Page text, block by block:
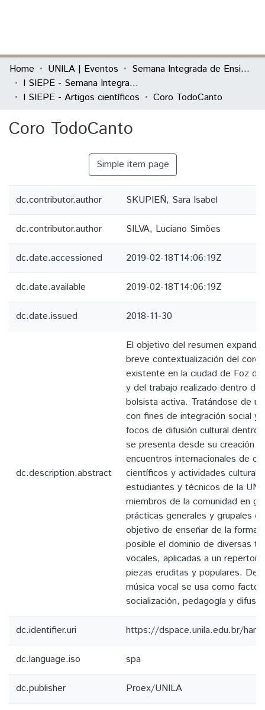
Communities & Collections
All of DSpace
Home UNILA | Eventos
Semana Integrada de Ensino, Pesquisa e Extensão (SIEPE)
I SIEPE - Semana Integrada de Ensino, Pesquisa e Extensão
I SIEPE - Artigos científicos
Coro TodoCanto
Coro TodoCanto
Simple item page
dc.contributor.author SKUPIEÑ, Sara Isabel
dc.contributor.author SILVA, Luciano Simões
dc.date.accessioned 2019-02-18T14:06:19Z
dc.date.available 2019-02-18T14:06:19Z
dc.date.issued 2018-11-30
dc.description.abstract
El objetivo del resumen
breve contextualización del coro
existente en la ciudad de Foz
y del trabajo realizado dentro
bolsista activa. Tratándose de
con fines de integración social y
focos de difusión cultural dentro
se presenta desde su creación
encuentros internacionales de
científicos y actividades
estudiantes y técnicos de la
miembros de la comunidad en
prácticas generales y grupales
objetivo de enseñar de la forma
posible el dominio de diversas
vocales, aplicadas a un
piezas eruditas y populares. De
música vocal se usa como
socialización, pedagogía y
dc.identifier.uri https://dspace.unila.edu.br/
dc.language.iso spa
dc.publisher Proex/UNILA